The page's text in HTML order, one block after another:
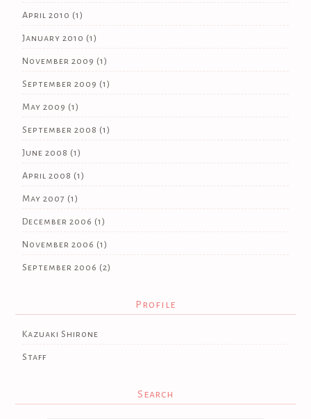
April 2010 (1)
January 2010 (1)
November 2009 (1)
September 2009 (1)
May 2009 (1)
September 2008 (1)
June 2008 (1)
April 2008 (1)
May 2007 (1)
December 2006 (1)
November 2006 (1)
September 2006 (2)
Profile
Kazuaki Shirone
Staff
Search